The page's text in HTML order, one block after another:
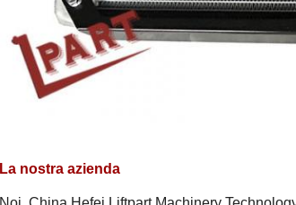
La nostra azienda